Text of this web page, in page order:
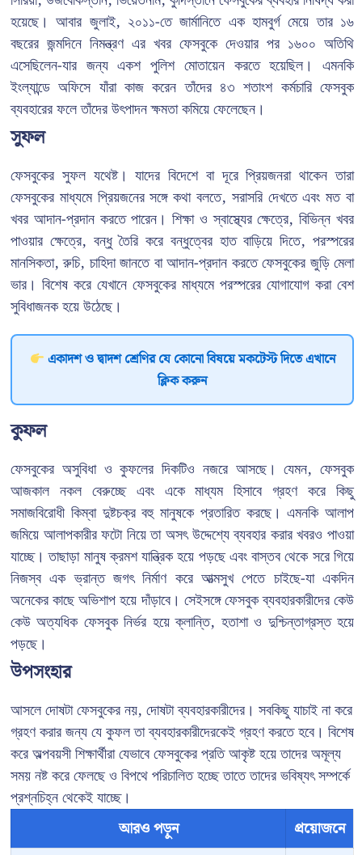
হয়েছে। আবার জুলাই, ২০১১-তে জার্মানিতে এক হামবুর্গ মেয়ে তার ১৬
বছরের জন্মদিনে নিমন্ত্রণ এর খবর ফেসবুকে দেওয়ার পর ১৬০০ অতিথি
এসেছিলেন-যার জন্য একশ পুলিশ মোতায়েন করতে হয়েছিল। এমনকি
ইংল্যান্ডে অফিসে যাঁরা কাজ করেন তাঁদের ৪৩ শতাংশ কর্মচারি ফেসবুক
ব্যবহারের ফলে তাঁদের উৎপাদন ক্ষমতা কমিয়ে ফেলেছেন।
সুফল
ফেসবুকের সুফল যথেষ্ট। যাদের বিদেশে বা দূরে প্রিয়জনরা থাকেন তারা
ফেসবুকের মাধ্যমে প্রিয়জনের সঙ্গে কথা বলতে, সরাসরি দেখতে এবং মত বা
খবর আদান-প্রদান করতে পারেন। শিক্ষা ও স্বাস্থ্যের ক্ষেত্রে, বিভিন্ন খবর
পাওয়ার ক্ষেত্রে, বন্ধু তৈরি করে বন্ধুত্বের হাত বাড়িয়ে দিতে, পরস্পরের
মানসিকতা, রুচি, চাহিদা জানতে বা আদান-প্রদান করতে ফেসবুকের জুড়ি মেলা
ভার। বিশেষ করে যেখানে ফেসবুকের মাধ্যমে পরস্পরের যোগাযোগ করা বেশ
সুবিধাজনক হয়ে উঠেছে।
একাদশ ও দ্বাদশ শ্রেণির যে কোনো বিষয়ে মকটেস্ট দিতে এখানে
ক্লিক করুন
কুফল
ফেসবুকের অসুবিধা ও কুফলের দিকটিও নজরে আসছে। যেমন, ফেসবুক
আজকাল নকল বেরুচ্ছে এবং একে মাধ্যম হিসাবে গ্রহণ করে কিছু
সমাজবিরোধী কিম্বা দুষ্টচক্র বহু মানুষকে প্রতারিত করছে। এমনকি আলাপ
জমিয়ে আলাপকারীর ফটো নিয়ে তা অসৎ উদ্দেশ্যে ব্যবহার করার খবরও পাওয়া
যাচ্ছে। তাছাড়া মানুষ ক্রমশ যান্ত্রিক হয়ে পড়ছে এবং বাস্তব থেকে সরে গিয়ে
নিজস্ব এক ভ্রান্ত জগৎ নির্মাণ করে আত্মসুখ পেতে চাইছে-যা একদিন
অনেকের কাছে অভিশাপ হয়ে দাঁড়াবে। সেইসঙ্গে ফেসবুক ব্যবহারকারীদের কেউ
কেউ অত্যধিক ফেসবুক নির্ভর হয়ে ক্লান্তি, হতাশা ও দুশ্চিন্তাগ্রস্ত হয়ে
পড়ছে।
উপসংহার
আসলে দোষটা ফেসবুকের নয়, দোষটা ব্যবহারকারীদের। সবকিছু যাচাই না করে
গ্রহণ করার জন্য যে কুফল তা ব্যবহারকারীদেরকেই গ্রহণ করতে হবে। বিশেষ
করে অল্পবয়সী শিক্ষার্থীরা যেভাবে ফেসবুকের প্রতি আকৃষ্ট হয়ে তাদের অমূল্য
সময় নষ্ট করে ফেলছে ও বিপথে পরিচালিত হচ্ছে তাতে তাদের ভবিষ্যৎ সম্পর্কে
প্রশ্নচিহ্ন থেকেই যাচ্ছে।
আরও পড়ুন
প্রয়োজনে